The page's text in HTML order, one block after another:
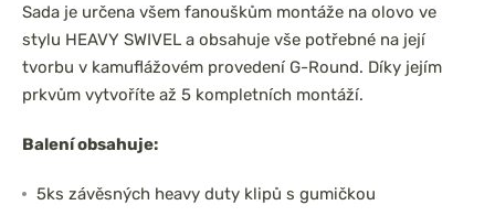
Sada je určena všem fanouškům montáže na olovo ve
stylu HEAVY SWIVEL a obsahuje vše potřebné na její
tvorbu v kamuflážovém provedení G-Round. Díky jejím
prkvům vytvoříte až 5 kompletních montáží.
Balení obsahuje:
5ks závěsných heavy duty klipů s gumičkou